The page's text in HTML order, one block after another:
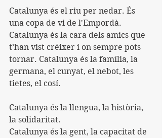
Catalunya és el riu per nedar. És
una copa de vi de l'Empordà.
Catalunya és la cara dels amics que
t’han vist créixer i on sempre pots
tornar. Catalunya és la família, la
germana, el cunyat, el nebot, les
tietes, el cosí.
Catalunya és la llengua, la història,
la solidaritat.
Catalunya és la gent, la capacitat de